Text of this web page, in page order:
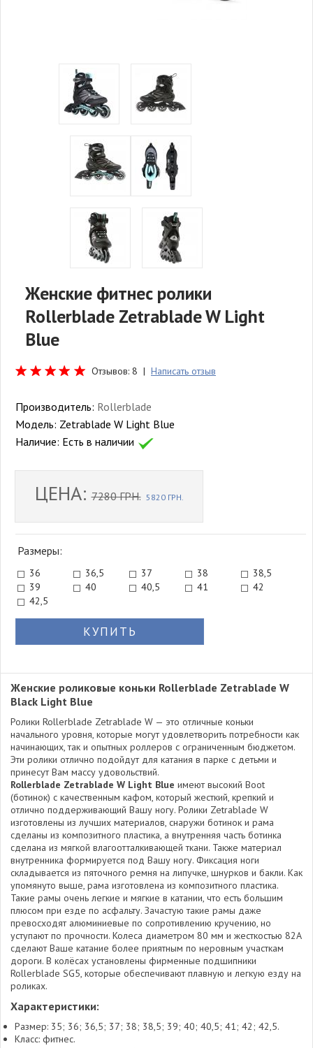
Женские фитнес ролики
Rollerblade Zetrablade W Light
Blue
Отзывов: 8 | Написать отзыв
Производитель: Rollerblade
Модель: Zetrablade W Light Blue
Наличие: Есть в наличии
ЦЕНА:7280 ГРН. 5820 ГРН.
Размеры:
36 36,5 37 38
38,5
39
40 40,5 41
42
42,5
КУПИТЬ
Женские роликовые коньки Rollerblade Zetrablade W
Black Light Blue
Ролики Rollerblade Zetrablade W — это отличные коньки
начального уровня, которые могут удовлетворить потребности как
начинающих, так и опытных роллеров с ограниченным бюджетом.
Эти ролики отлично подойдут для катания в парке с детьми и
принесут Вам массу удовольствий.
Rollerblade Zetrablade W Light Blue имеют высокий Boot
(ботинок) с качественным кафом, который жесткий, крепкий и
отлично поддерживающий Вашу ногу. Ролики Zetrablade W
изготовлены из лучших материалов, снаружи ботинок и рама
сделаны из композитного пластика, а внутренняя часть ботинка
сделана из мягкой влагоотталкивающей ткани. Также материал
внутренника формируется под Вашу ногу. Фиксация ноги
складывается из пяточного ремня на липучке, шнурков и бакли. Как
упомянуто выше, рама изготовлена из композитного пластика.
Такие рамы очень легкие и мягкие в катании, что есть большим
плюсом при езде по асфальту. Зачастую такие рамы даже
превосходят алюминиевые по сопротивлению кручению, но
уступают по прочности. Колеса диаметром 80 мм и жесткостью 82А
сделают Ваше катание более приятным по неровным участкам
дороги. В колёсах установлены фирменные подшипники
Rollerblade SG5, которые обеспечивают плавную и легкую езду на
роликах.
Характеристики:
Размер: 35; 36; 36,5; 37; 38; 38,5; 39; 40; 40,5; 41; 42; 42,5.
Класс: фитнес.